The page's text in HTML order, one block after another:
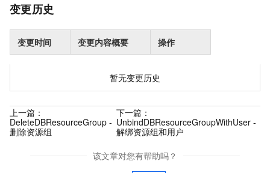
变更历史
变更时间 变更内容概要 操作
暂无变更历史
上一篇：
DeleteDBResourceGroup -
删除资源组
下一篇：
UnbindDBResourceGroupWithUser -
解绑资源组和用户
该文章对您有帮助吗？